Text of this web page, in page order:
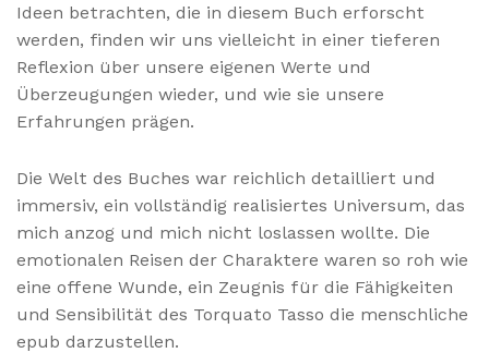
Ideen betrachten, die in diesem Buch erforscht
werden, finden wir uns vielleicht in einer tieferen
Reflexion über unsere eigenen Werte und
Überzeugungen wieder, und wie sie unsere
Erfahrungen prägen.
Die Welt des Buches war reichlich detailliert und
immersiv, ein vollständig realisiertes Universum, das
mich anzog und mich nicht loslassen wollte. Die
emotionalen Reisen der Charaktere waren so roh wie
eine offene Wunde, ein Zeugnis für die Fähigkeiten
und Sensibilität des Torquato Tasso die menschliche
epub darzustellen.